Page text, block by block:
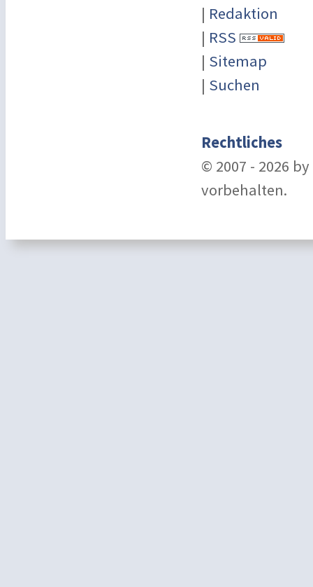
| Redaktion
| RSS
| Sitemap
| Suchen
Rechtliches
© 2007 - 2026
vorbehalten.